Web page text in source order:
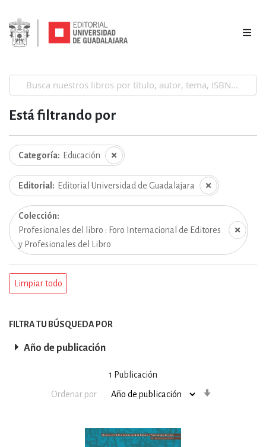
1 Publicación
Ordenar por
Está filtrando por
Categoría Educación
Editorial Editorial Universidad de Guadalajara
Colección
Profesionales del libro : Foro Internacional de Editores
y Profesionales del Libro
Limpiar todo
FILTRA TU BÚSQUEDA POR
Año de publicación